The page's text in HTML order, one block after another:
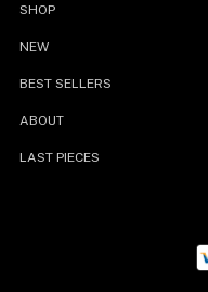
SHOP
NEW
BEST SELLERS
ABOUT
LAST PIECES